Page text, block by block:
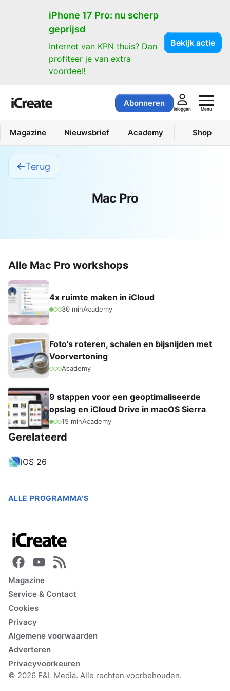
iPhone 17 Pro: nu scherp
geprijsd
Internet van KPN thuis? Dan
profiteer je van extra
voordeel!
Bekijk actie
Abonneren
Inloggen Menu
Magazine Nieuwsbrief Academy Shop
Terug
Mac Pro
Gerelateerd
iOS 26
ALLE PROGRAMMA'S
Alle Mac Pro workshops
4x ruimte maken in iCloud
30 minAcademy
Foto's roteren, schalen en bijsnijden met
Voorvertoning
Academy
9 stappen voor een geoptimaliseerde
opslag en iCloud Drive in macOS Sierra
15 minAcademy
Magazine
Service & Contact
Cookies
Privacy
Algemene voorwaarden
Adverteren
Privacyvoorkeuren
© 2026 F&L Media. Alle rechten voorbehouden.